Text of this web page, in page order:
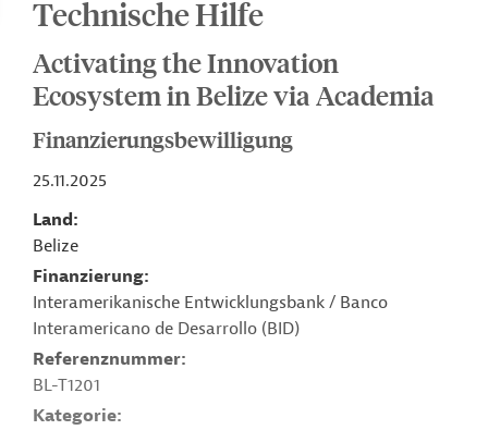
Technische Hilfe
Activating the Innovation
Ecosystem in Belize via Academia
Finanzierungsbewilligung
25.11.2025
Land
Belize
Finanzierung
Interamerikanische Entwicklungsbank / Banco
Interamericano de Desarrollo (BID)
Referenznummer
BL-T1201
Kategorie